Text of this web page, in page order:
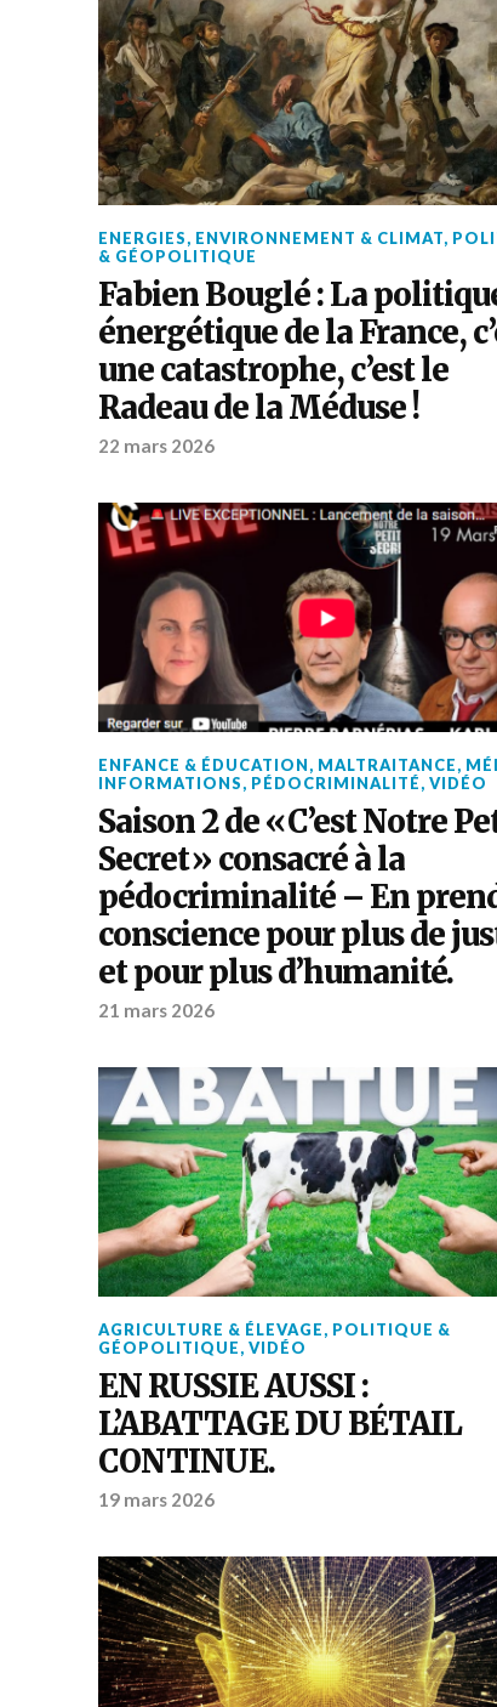
ENERGIES, ENVIRONNEMENT & CLIMAT,
& GÉOPOLITIQUE
Fabien Bouglé : La
énergétique de la France,
une catastrophe, c’est le
Radeau de la Méduse !
22 mars 2026
ENFANCE & ÉDUCATION, MALTRAITANCE,
INFORMATIONS, PÉDOCRIMINALITÉ, VIDÉO
Saison 2 de « C’est Notre
Secret » consacré à la
pédocriminalité – En
conscience pour plus de
et pour plus d’humanité.
21 mars 2026
AGRICULTURE & ÉLEVAGE, POLITIQUE &
GÉOPOLITIQUE, VIDÉO
EN RUSSIE AUSSI :
L’ABATTAGE DU BÉTAIL
CONTINUE.
19 mars 2026